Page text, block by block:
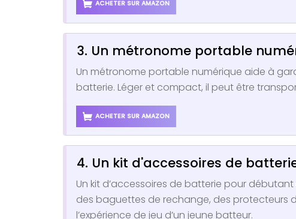
ACHETER SUR AMAZON
3. Un métronome portable
Un métronome portable numérique aide à
batterie. Léger et compact, il peut être
ACHETER SUR AMAZON
4. Un kit d'accessoires de
Un kit d’accessoires de batterie pour
des baguettes de rechange, des protecteurs
l’expérience de jeu d’un jeune batteur.